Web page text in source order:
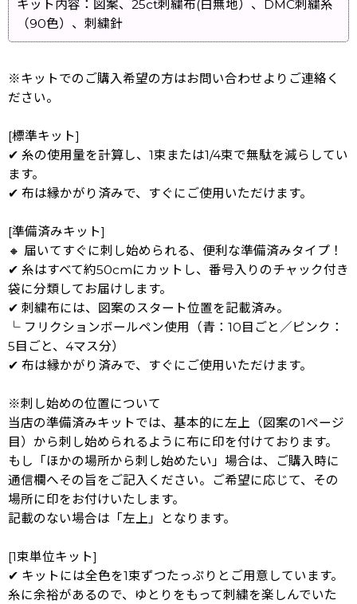
キット内容：図案、25ct刺繍布(白無地）、DMC刺繍糸
（90色）、刺繍針
※キットでのご購入希望の方はお問い合わせよりご連絡く
ださい。
[標準キット]
✔ 糸の使用量を計算し、1束または1/4束で無駄を減らしてい
ます。
✔ 布は縁かがり済みで、すぐにご使用いただけます。
[準備済みキット]
🔸 届いてすぐに刺し始められる、便利な準備済みタイプ！
✔ 糸はすべて約50cmにカットし、番号入りのチャック付き
袋に分類してお届けします。
✔ 刺繍布には、図案のスタート位置を記載済み。
└ フリクションボールペン使用（青：10目ごと／ピンク：
5目ごと、4マス分）
✔ 布は縁かがり済みで、すぐにご使用いただけます。
※刺し始めの位置について
当店の準備済みキットでは、基本的に左上（図案の1ページ
目）から刺し始められるように布に印を付けております。
もし「ほかの場所から刺し始めたい」場合は、ご購入時に
通信欄へその旨をご記入ください。ご希望に応じて、その
場所に印をお付けいたします。
記載のない場合は「左上」となります。
[1束単位キット]
✔ キットには全色を1束ずつたっぷりとご用意しています。
糸に余裕があるので、ゆとりをもって刺繍を楽しんでいた